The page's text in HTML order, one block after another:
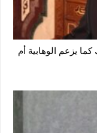
يزعم الوهابية أم